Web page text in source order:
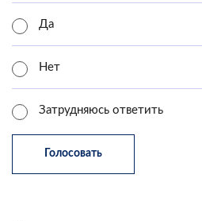
Да
Нет
Затрудняюсь ответить